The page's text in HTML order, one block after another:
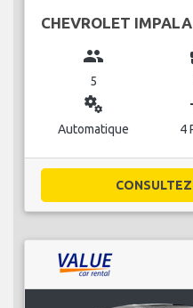
CHEVROLET IMPALA
group
5
miscellaneous_services
Automatique 4